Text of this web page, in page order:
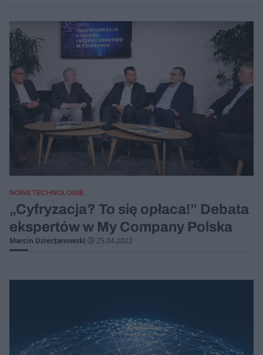
NOWE TECHNOLOGIE
„Cyfryzacja? To się opłaca!” Debata
ekspertów w My Company Polska
Marcin Dzierżanowski 25.04.2022